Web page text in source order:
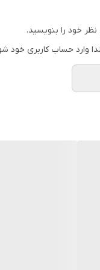
خود را بنویسید.
وارد حساب کاربری خود